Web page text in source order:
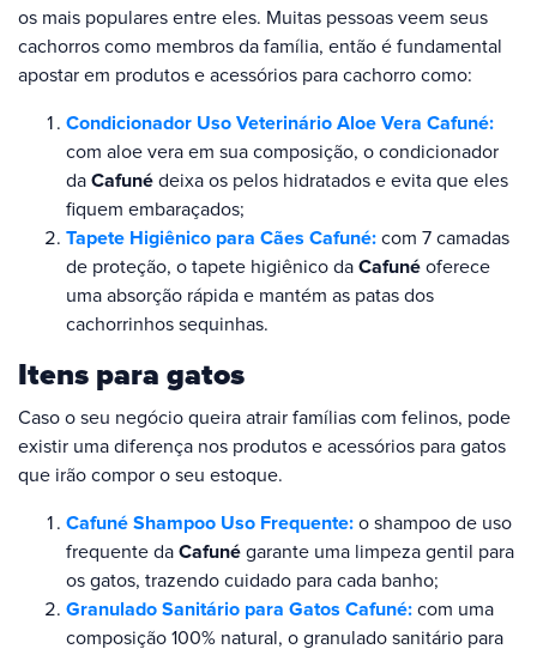
os mais populares entre eles. Muitas pessoas veem seus
cachorros como membros da família, então é fundamental
apostar em produtos e acessórios para cachorro como:
Condicionador Uso Veterinário Aloe Vera Cafuné:
com aloe vera em sua composição, o condicionador
da Cafuné deixa os pelos hidratados e evita que eles
fiquem embaraçados;
Tapete Higiênico para Cães Cafuné: com 7 camadas
de proteção, o tapete higiênico da Cafuné oferece
uma absorção rápida e mantém as patas dos
cachorrinhos sequinhas.
Itens para gatos
Caso o seu negócio queira atrair famílias com felinos, pode
existir uma diferença nos produtos e acessórios para gatos
que irão compor o seu estoque.
Cafuné Shampoo Uso Frequente: o shampoo de uso
frequente da Cafuné garante uma limpeza gentil para
os gatos, trazendo cuidado para cada banho;
Granulado Sanitário para Gatos Cafuné: com uma
composição 100% natural, o granulado sanitário para